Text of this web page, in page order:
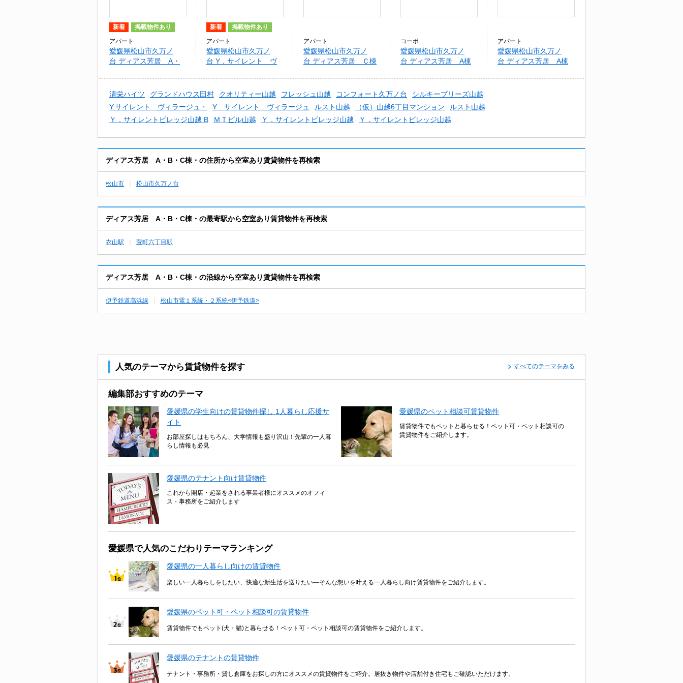
新着 掲載物件あり
アパート
愛媛県松山市久万ノ
台 ディアス芳居 A・
新着 掲載物件あり
アパート
愛媛県松山市久万ノ
台 Y．サイレント ヴ
アパート
愛媛県松山市久万ノ
台 ディアス芳居 Ｃ棟
コーポ
愛媛県松山市久万ノ
台 ディアス芳居 A棟
アパート
愛媛県松山市久万ノ
台 ディアス芳居 A棟
清栄ハイツ グランドハウス田村 クオリティー山越 フレッシュ山越 コンフォート久万ノ台
シルキーブリーズ山越
Y.サイレント ヴィラージュ・
Y サイレント ヴィラージュ ルスト山越 （仮）山越6丁目マンション
ルスト山越
Ｙ．サイレントビレッジ山越 B
ＭＴビル山越 Ｙ．サイレントビレッジ山越 Ｙ．サイレントビレッジ山越
ディアス芳居 A・B・C棟・の住所から空室あり賃貸物件を再検索
松山市 松山市久万ノ台
ディアス芳居 A・B・C棟・の最寄駅から空室あり賃貸物件を再検索
衣山駅 萱町六丁目駅
ディアス芳居 A・B・C棟・の沿線から空室あり賃貸物件を再検索
伊予鉄道高浜線 松山市電１系統・２系統<伊予鉄道>
人気のテーマから賃貸物件を探す すべてのテーマをみる
編集部おすすめのテーマ
愛媛県の学生向けの賃貸物件探し 1人暮らし応援サ
イト
お部屋探しはもちろん、大学情報も盛り沢山！先輩の一人暮
らし情報も必見
愛媛県のペット相談可賃貸物件
賃貸物件でもペットと暮らせる！ペット可・ペット相談可の
賃貸物件をご紹介します。
愛媛県のテナント向け賃貸物件
これから開店・起業をされる事業者様にオススメのオフィ
ス・事務所をご紹介します
愛媛県で人気のこだわりテーマランキング
愛媛県の一人暮らし向けの賃貸物件
楽しい一人暮らしをしたい、快適な新生活を送りたい―そんな想いを叶える一人暮らし向け賃貸物件をご紹介します。
愛媛県のペット可・ペット相談可の賃貸物件
賃貸物件でもペット(犬・猫)と暮らせる！ペット可・ペット相談可の賃貸物件をご紹介します。
愛媛県のテナントの賃貸物件
テナント・事務所・貸し倉庫をお探しの方にオススメの賃貸物件をご紹介。居抜き物件や店舗付き住宅もご確認いただけます。